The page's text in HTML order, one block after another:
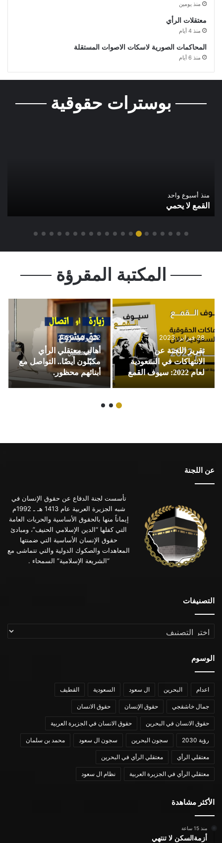
منذ يومين
معتقلات الرأي
منذ 4 أيام
المحاكمات الصورية لاسكات الاصوات المستقلة
منذ 6 أيام
بوسترات حقوقية
منذ أسبوع واحد
القمع لا يحمي
المكتبة المقرؤة
28 فبراير، 2023
تقرير اللجنة عن
الانتهاكات في السعودية
لعام 2022: سيوف القمع
22 يوليو، 2022
أهالي معتقلي الرأي
مكبّلون أيضًا.. التواصل مع
أبنائهم محظور.
عن اللجنة
تأسست لجنة الدفاع عن حقوق الإنسان في
شبه الجزيرة العربية عام 1413 هـ ـ 1992م
إيماناً منها بالحقوق الأساسية والحريات العامة
التي كفلها “الدين الإسلامي الحنيف”، ومبادئ
حقوق الإنسان الأساسية التي ضمنتها
المعاهدات والصكوك الدولية والتي تتماشى مع
“الشريعة الإسلامية” السمحاء .
التصنيفات
التصنيفات
الوسوم
اعدام البحرين ال سعود السعودية القطيف
جمال خاشقجي حقوق الإنسان حقوق الانسان
حقوق الانسان في البحرين حقوق الانسان في الجزيرة العربية
رؤية 2030 سجون البحرين سجون ال سعود محمد بن سلمان
معتقلي الرأي معتقلي الرأي في البحرين
معتقلي الرأي في الجزيرة العربية نظام ال سعود
الأكثر مشاهدة
منذ 15 ساعة
أزمةالسكن لا تنتهي